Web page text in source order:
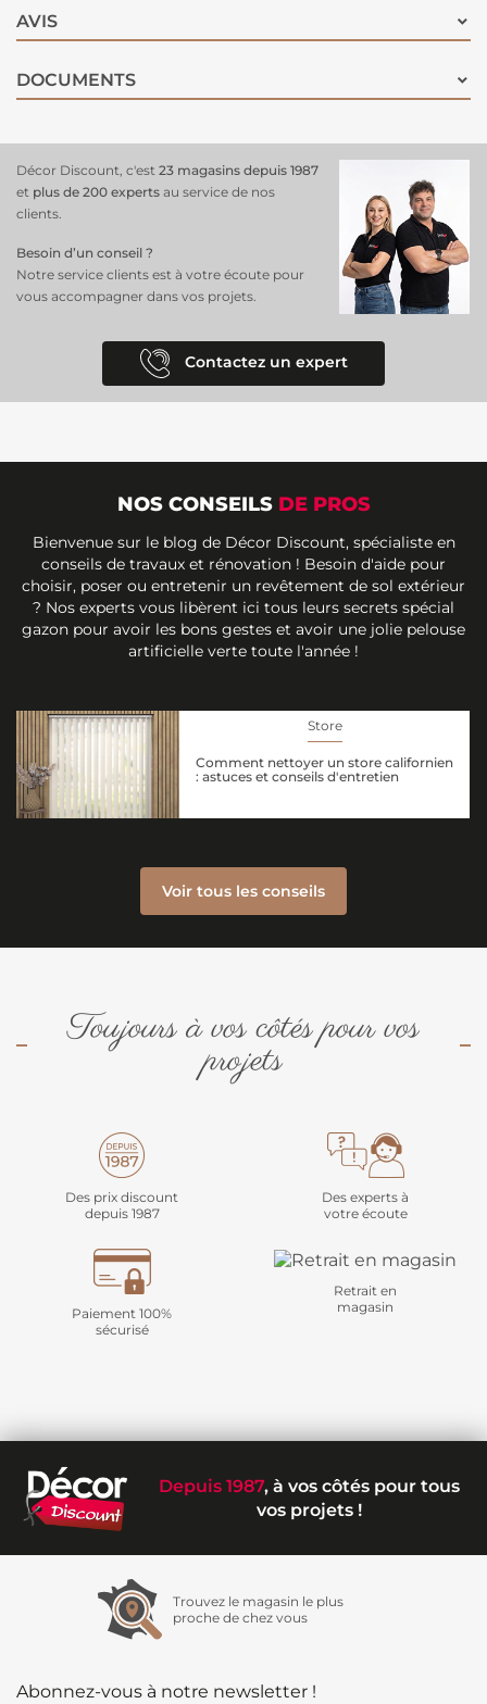
AVIS
DOCUMENTS
Décor Discount, c'est 23 magasins depuis 1987
et plus de 200 experts au service de nos
clients.
Besoin d’un conseil ?
Notre service clients est à votre écoute pour
vous accompagner dans vos projets.
Contactez un expert
NOS CONSEILS DE PROS
Bienvenue sur le blog de Décor Discount, spécialiste en
conseils de travaux et rénovation ! Besoin d'aide pour
choisir, poser ou entretenir un revêtement de sol extérieur
? Nos experts vous libèrent ici tous leurs secrets spécial
gazon pour avoir les bons gestes et avoir une jolie pelouse
artificielle verte toute l'année !
Store
Comment nettoyer un store californien
: astuces et conseils d'entretien
Voir tous les conseils
Toujours à vos côtés pour vos
projets
Des prix discount
depuis 1987
Des experts à
votre écoute
Paiement 100%
sécurisé
Retrait en
magasin
Depuis 1987, à vos côtés pour tous
vos projets !
Trouvez le magasin le plus
proche de chez vous
Abonnez-vous à notre newsletter !